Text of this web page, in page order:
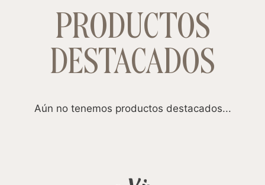
PRODUCTOS
DESTACADOS
Aún no tenemos productos destacados...